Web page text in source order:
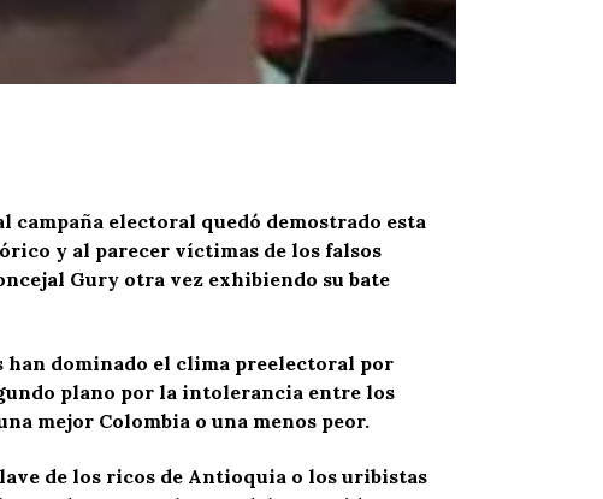
campaña electoral quedó demostrado esta
y al parecer víctimas de los falsos
Gury otra vez exhibiendo su bate
han dominado el clima preelectoral por
plano por la intolerancia entre los
mejor Colombia o una menos peor.
de los ricos de Antioquia o los uribistas